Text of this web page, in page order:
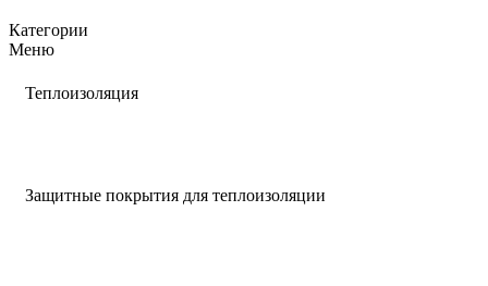
Категории
Меню
Теплоизоляция
Защитные покрытия для теплоизоляции